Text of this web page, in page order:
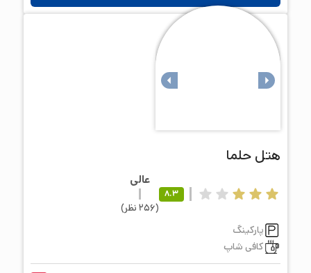
هتلحلما
8.3
عالی
(
256 نظر)
پارکینگ
کافی شاپ